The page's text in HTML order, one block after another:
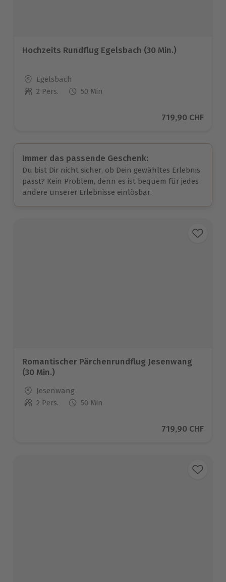
Hochzeits Rundflug Egelsbach (30 Min.)
Standort
Egelsbach
Anzahl der Teilnehmer
2 Pers. 50 Min
Aktueller Preis
719,90 CHF
Immer das passende Geschenk:
Du bist Dir nicht sicher, ob Dein gewähltes Erlebnis
passt? Kein Problem, denn es ist bequem für jedes
andere unserer Erlebnisse einlösbar.
Romantischer Pärchenrundflug Jesenwang
(30 Min.)
Standort
Jesenwang
Anzahl der Teilnehmer
2 Pers. 50 Min
Aktueller Preis
719,90 CHF